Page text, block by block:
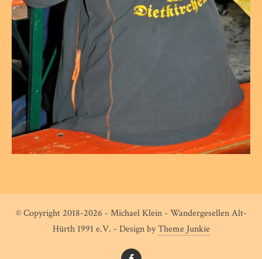
© Copyright 2018-2026 - Michael Klein - Wandergesellen Alt-
Hürth 1991 e.V. - Design byTheme Junkie